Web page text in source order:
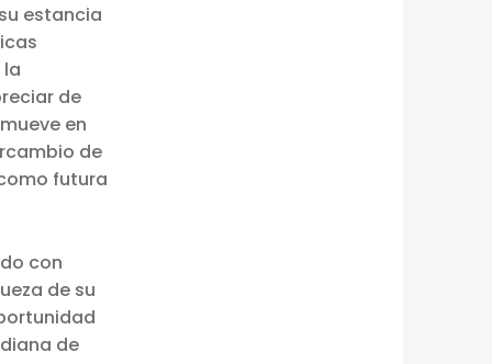
estancia
de
en
de
futura
con
de su
de